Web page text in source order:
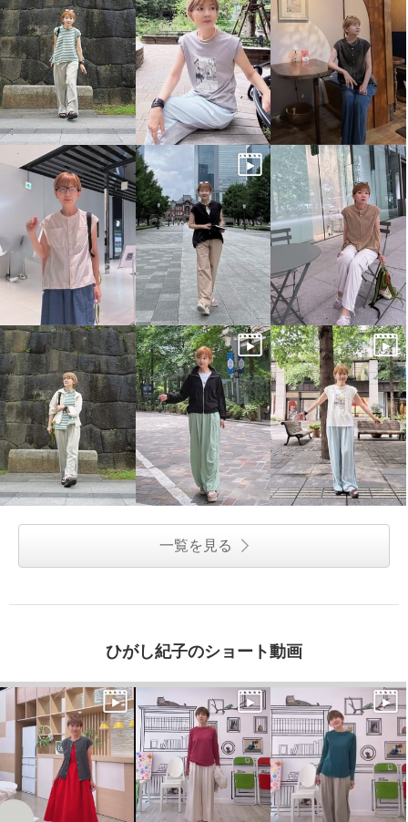
一覧を見る
ひがし紀子のショート動画